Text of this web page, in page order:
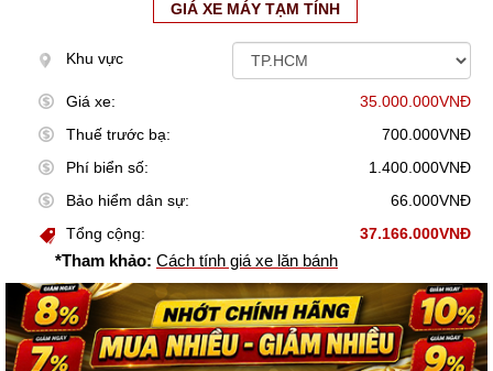
GIÁ XE MÁY TẠM TÍNH
Khu vực
Giá xe:
35.000.000VNĐ
Thuế trước bạ:
700.000VNĐ
Phí biển số:
1.400.000VNĐ
Bảo hiểm dân sự:
66.000VNĐ
Tổng cộng:
37.166.000VNĐ
*Tham khảo: Cách tính giá xe lăn bánh